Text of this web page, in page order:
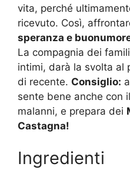
vita, perché
ricevuto. Così,
speranza e
La compagnia dei
intimi, darà la svolta al
di recente. Consiglio:
sente bene anche con
malanni, e prepara dei
Castagna!
Ingredienti